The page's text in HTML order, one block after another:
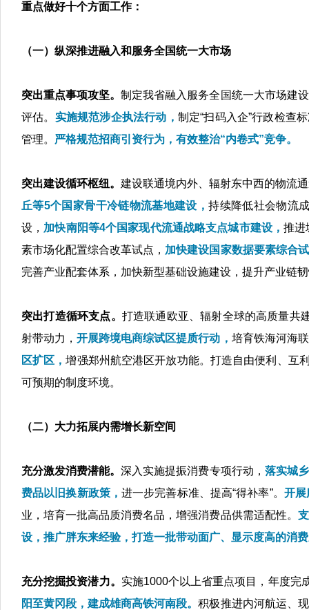
重点做好十个方面工作：
（一）纵深推进融入和服务全国统一大市场
突出重点事项攻坚。制定我省融入服务全国统一大市场建
评估。 实施规范涉企执法行动， 制定“扫码入企”行政检查
管理。 严格规范招商引资行为，有效整治“内卷式”竞争。
突出建设循环枢纽。 建设联通境内外、辐射东中西的物流
丘等5个国家骨干冷链物流基地建设，持续降低社会物流
设， 加快南阳等4个国家现代流通战略支点城市建设，推进
素市场化配置综合改革试点， 加快建设国家数据要素综合
完善产业配套体系，加快新型基础设施建设，提升产业链
突出打造循环支点。 打造联通欧亚、辐射全球的高质量共
射带动力，开展跨境电商综试区提质行动， 培育铁海河海
区扩区，增强郑州航空港区开放功能。打造自由便利、互
可预期的制度环境。
（二）大力拓展内需增长新空间
充分激发消费潜能。深入实施提振消费专项行动， 落实城
费品以旧换新政策，进一步完善标准、提高“得补率”。 开展
业，培育一批高品质消费名品，增强消费品供需适配性。
设，推广胖东来经验，打造一批带动面广、显示度高的消
充分挖掘投资潜力。 实施1000个以上省重点项目，年度完
阳至黄冈段，建成雄商高铁河南段。积极推进内河航运、